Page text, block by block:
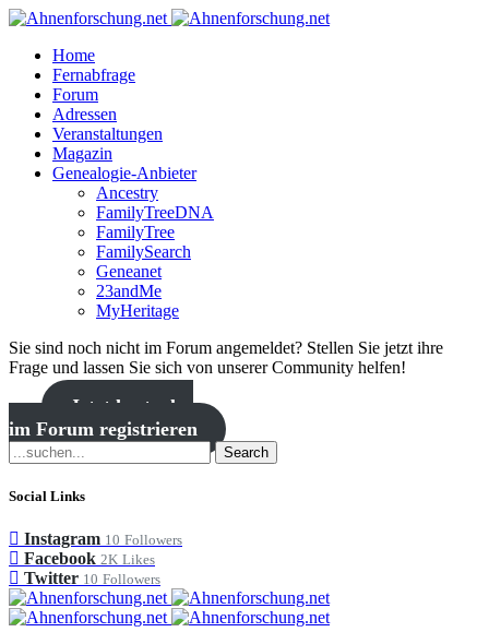
Home
Fernabfrage
Forum
Adressen
Veranstaltungen
Magazin
Genealogie-Anbieter
Ancestry
FamilyTreeDNA
FamilyTree
FamilySearch
Geneanet
23andMe
MyHeritage
Sie sind noch nicht im Forum angemeldet? Stellen Sie jetzt ihre
Frage und lassen Sie sich von unserer Community helfen!
Jetzt kostenlos
im Forum registrieren
Search
Social Links
Instagram 10 Followers
Facebook 2K Likes
Twitter 10 Followers